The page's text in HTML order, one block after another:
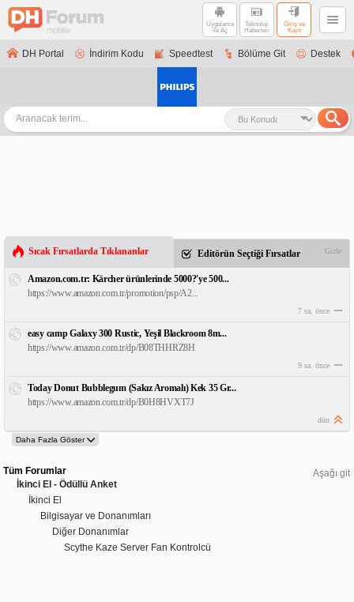
Uygulama
ile Aç
Teknoloji
Haberleri
Giriş ve
Kayıt
DH Portal İndirim Kodu Speedtest Bölüme Git Destek
Sıcak Fırsatlarda Tıklananlar Editörün Seçtiği Fırsatlar Gizle
Amazon.com.tr: Kärcher ürünlerinde 5000?'ye 500...
https://www.amazon.com.tr/promotion/psp/A2...
7 sa. önce
easy camp Galaxy 300 Rustic, Yeşil Blackroom 8m...
https://www.amazon.com.tr/dp/B08THHRZ8H
9 sa. önce
Today Donut Bubblegum (Sakız Aromalı) Kek 35 Gr...
https://www.amazon.com.tr/dp/B0H8HVXT7J
dün
Aşağı git
Tüm Forumlar
İkinci El - Ödüllü Anket
İkinci El
Bilgisayar ve Donanımları
Diğer Donanımlar
Scythe Kaze Server Fan Kontrolcü